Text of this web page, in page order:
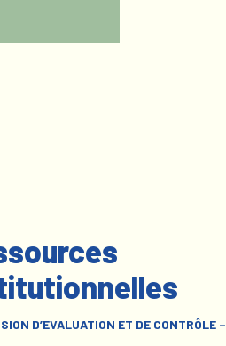
D’EVALUATION ET DE CONTRÔLE –